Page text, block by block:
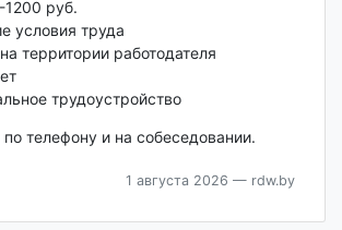
1200 руб.
условия труда
территории работодателя
трудоустройство
телефону и на собеседовании.
1 августа 2026 — rdw.by